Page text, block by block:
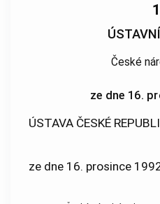
1
České
ze dne 16.
ÚSTAVA ČESKÉ
ze dne 16. prosince